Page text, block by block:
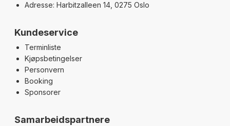
Adresse: Harbitzalleen 14, 0275 Oslo
Kundeservice
Terminliste
Kjøpsbetingelser
Personvern
Booking
Sponsorer
Samarbeidspartnere